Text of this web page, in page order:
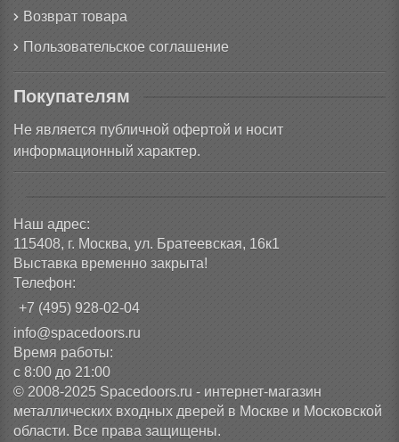
Возврат товара
Пользовательское соглашение
Покупателям
Не является публичной офертой и носит
информационный характер.
Наш адрес:
115408, г. Москва, ул. Братеевская, 16к1
Выставка временно закрыта!
Телефон:
+7 (495) 928-02-04
info@spacedoors.ru
Время работы:
с 8:00 до 21:00
© 2008-2025 Spacedoors.ru - интернет-магазин
металлических входных дверей в Москве и Московской
области. Все права защищены.